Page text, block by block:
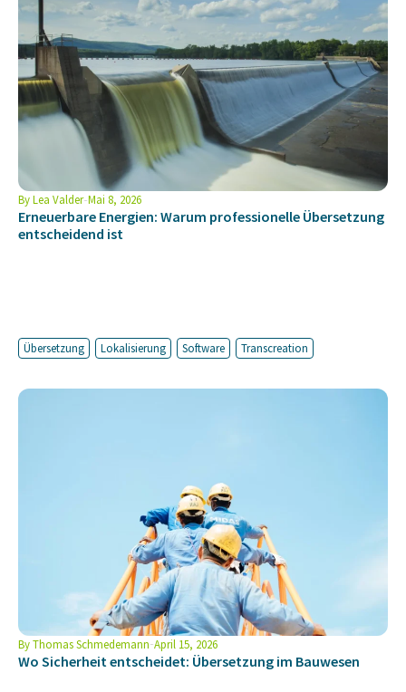
ByLea Valder Mai 8, 2026
Erneuerbare Energien: Warum professionelle Übersetzung
entscheidend ist
Übersetzung Lokalisierung Software Transcreation
ByThomas Schmedemann April 15, 2026
Wo Sicherheit entscheidet: Übersetzung im Bauwesen